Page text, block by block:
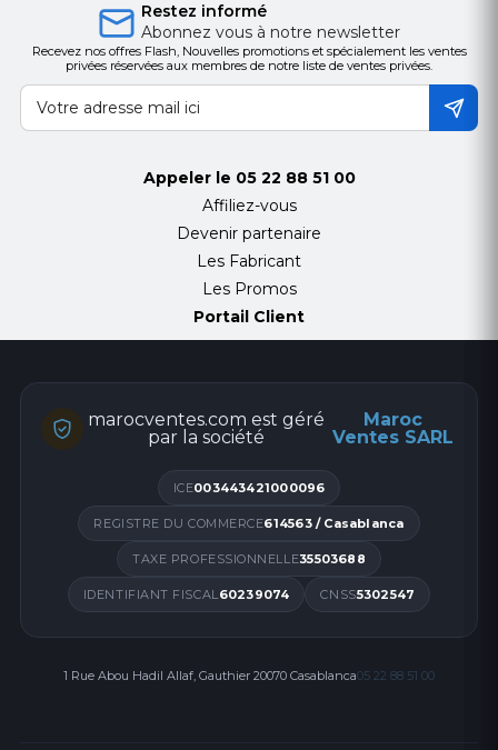
Restez informé
Abonnez vous à notre newsletter
Recevez nos offres Flash, Nouvelles promotions et spécialement les ventes
privées réservées aux membres de notre liste de ventes privées.
Appeler le 05 22 88 51 00
Affiliez-vous
Devenir partenaire
Les Fabricant
Les Promos
Portail Client
marocventes.com est géré
par la société
Maroc
Ventes SARL
ICE003443421000096
REGISTRE DU COMMERCE614563 / Casablanca
TAXE PROFESSIONNELLE35503688
IDENTIFIANT FISCAL60239074 CNSS5302547
1 Rue Abou Hadil Allaf, Gauthier 20070 Casablanca05 22 88 51 00